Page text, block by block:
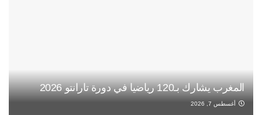
المغرب يشارك بـ120 رياضيا في دورة تارانتو 2026
أغسطس 7, 2026